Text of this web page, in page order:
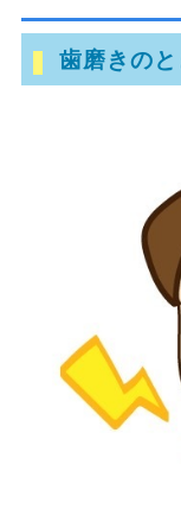
歯磨きの